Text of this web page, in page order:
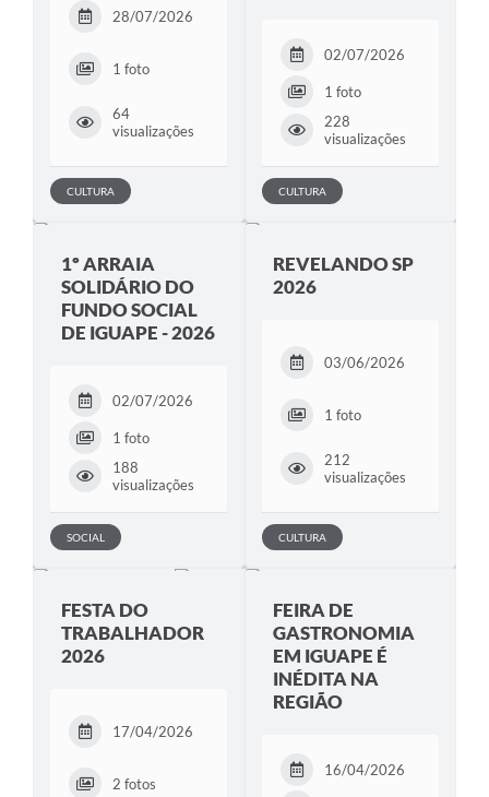
28/07/2026
1 foto
64
visualizações
CULTURA
02/07/2026
1 foto
228
visualizações
CULTURA
1º ARRAIA
SOLIDÁRIO DO
FUNDO SOCIAL
DE IGUAPE - 2026
02/07/2026
1 foto
188
visualizações
SOCIAL
REVELANDO SP
2026
03/06/2026
1 foto
212
visualizações
CULTURA
FESTA DO
TRABALHADOR
2026
17/04/2026
2 fotos
FEIRA DE
GASTRONOMIA
EM IGUAPE É
INÉDITA NA
REGIÃO
16/04/2026